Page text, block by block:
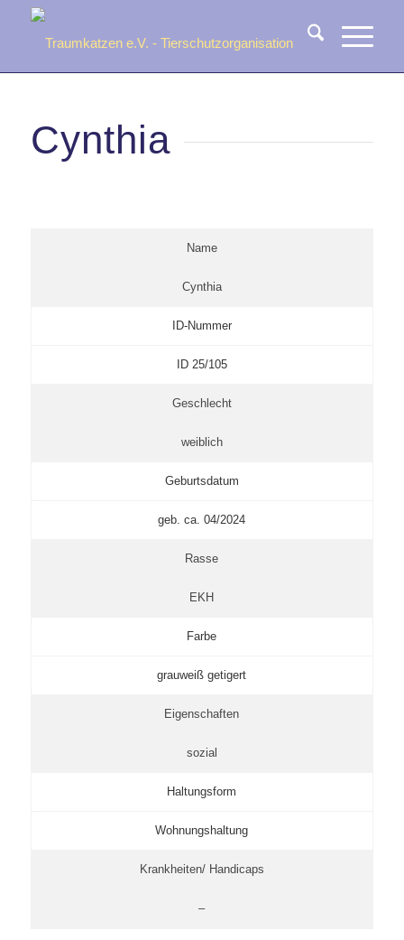
Cynthia
Name
Cynthia
ID-Nummer
ID 25/105
Geschlecht
weiblich
Geburtsdatum
geb. ca. 04/2024
Rasse
EKH
Farbe
grauweiß getigert
Eigenschaften
sozial
Haltungsform
Wohnungshaltung
Krankheiten/ Handicaps
–